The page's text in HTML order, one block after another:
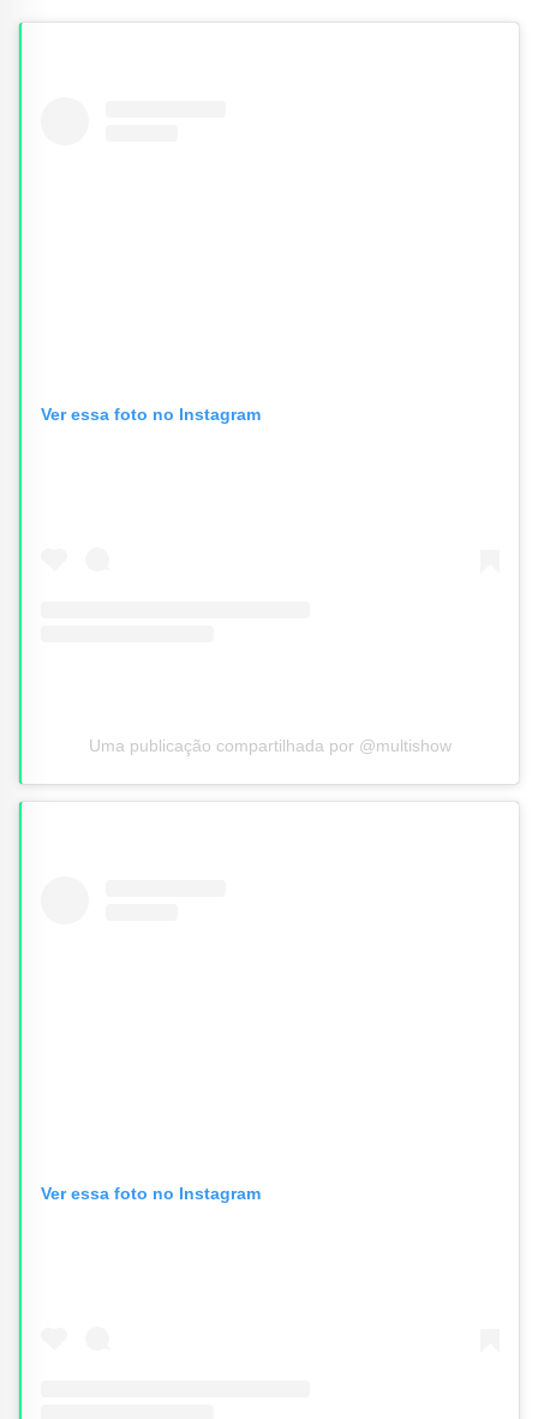
Ver essa foto no Instagram
Uma publicação compartilhada por @multishow
Ver essa foto no Instagram